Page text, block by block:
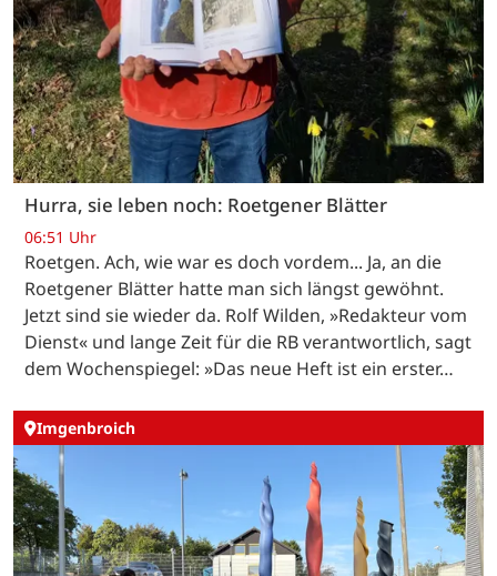
Hurra, sie leben noch: Roetgener Blätter
06:51 Uhr
Roetgen. Ach, wie war es doch vordem... Ja, an die
Roetgener Blätter hatte man sich längst gewöhnt.
Jetzt sind sie wieder da. Rolf Wilden, »Redakteur vom
Dienst« und lange Zeit für die RB verantwortlich, sagt
dem Wochenspiegel: »Das neue Heft ist ein erster…
Imgenbroich